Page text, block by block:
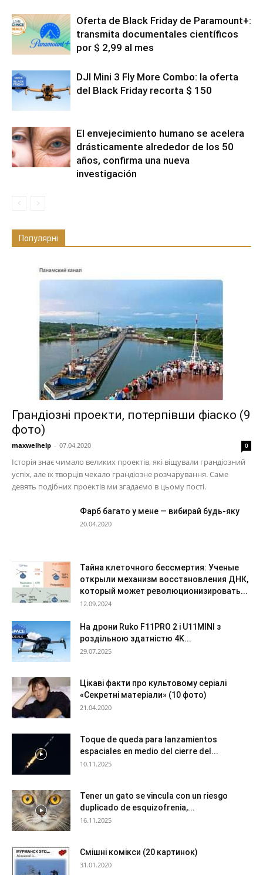
Oferta de Black Friday de Paramount+:
transmita documentales científicos
por $ 2,99 al mes
DJI Mini 3 Fly More Combo: la oferta
del Black Friday recorta $ 150
El envejecimiento humano se acelera
drásticamente alrededor de los 50
años, confirma una nueva
investigación
Популярні
Грандіозні проекти, потерпівши фіаско (9
фото)
maxwelhelp - 07.04.2020 0
Історія знає чимало великих проектів, які віщували грандіозний
успіх, але їх творців чекало грандіозне розчарування. Саме
девять подібних проектів ми згадаємо в цьому пості.
Фарб багато у мене — вибирай будь-яку
20.04.2020
Тайна клеточного бессмертия: Ученые
открыли механизм восстановления ДНК,
который может революционизировать...
12.09.2024
На дрони Ruko F11PRO 2 і U11MINI з
роздільною здатністю 4K...
29.07.2025
Цікаві факти про культовому серіалі
«Секретні матеріали» (10 фото)
21.04.2020
Toque de queda para lanzamientos
espaciales en medio del cierre del...
10.11.2025
Tener un gato se vincula con un riesgo
duplicado de esquizofrenia,...
16.11.2025
Смішні комікси (20 картинок)
31.01.2020